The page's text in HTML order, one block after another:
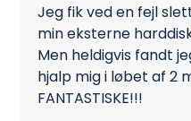
Jeg fik ved en fejl
min eksterne
Men heldigvis fandt
hjalp mig i løbet af 2
FANTASTISKE!!!